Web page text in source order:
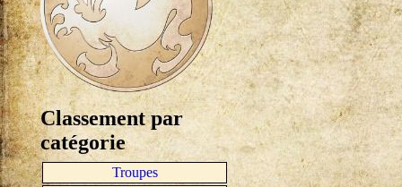
Classement par
catégorie
Troupes